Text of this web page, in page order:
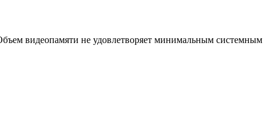
видеопамяти не удовлетворяет минимальным системным